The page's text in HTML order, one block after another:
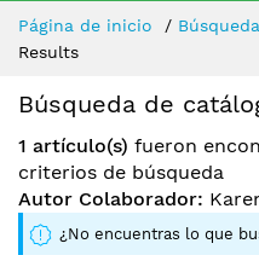
Skip
Content
Página de inicio
Results
Búsqueda de
1 artículo(s) fueron
criterios de búsqueda
Autor Colaborador:
¿No encuentras lo que